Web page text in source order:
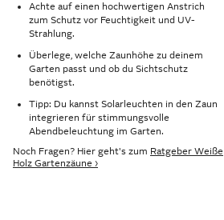
Achte auf einen hochwertigen Anstrich
zum Schutz vor Feuchtigkeit und UV-
Strahlung.
Überlege, welche Zaunhöhe zu deinem
Garten passt und ob du Sichtschutz
benötigst.
Tipp: Du kannst Solarleuchten in den Zaun
integrieren für stimmungsvolle
Abendbeleuchtung im Garten.
Noch Fragen? Hier geht's zum Ratgeber Weiße
Holz Gartenzäune ›